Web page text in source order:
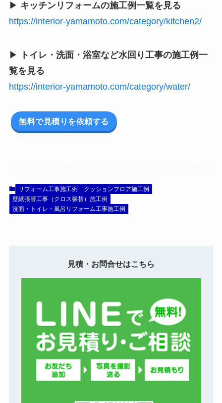
▶ キッチンリフォームの施工例一覧を見る
https://interior-yamamoto.com/category/kitchen2/
▶
トイレ・洗面・浴室など水回り工事の施工例一
覧を見る
https://interior-yamamoto.com/category/water/
無料で見積りを依頼する
リフォーム工事施工例
クッションフロア施工例
壁紙張替工事（クロス張替）施工例
洗面・トイレ・風呂リフォーム工事施工例
見積・お問合せはこちら